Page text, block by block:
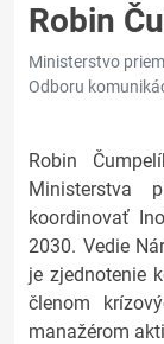
Robin
Ministerstvo
Odboru
Robin
Ministerstva
koordinovať
2030. Vedie
je zjednotenie
členom
manažérom